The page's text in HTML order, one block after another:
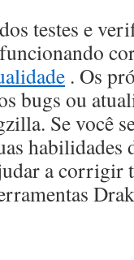
testes e
. Os
bugs ou
Se você
habilidades
a corrigir